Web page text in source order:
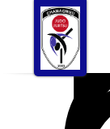
Panneau de